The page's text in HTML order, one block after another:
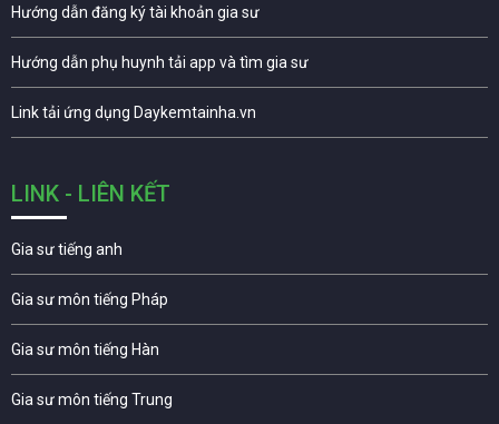
Hướng dẫn đăng ký tài khoản gia sư
Hướng dẫn phụ huynh tải app và tìm gia sư
Link tải ứng dụng Daykemtainha.vn
LINK - LIÊN KẾT
Gia sư tiếng anh
Gia sư môn tiếng Pháp
Gia sư môn tiếng Hàn
Gia sư môn tiếng Trung